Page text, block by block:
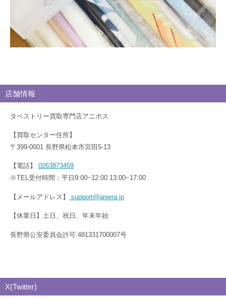
店舗情報
タペストリー買取専門店アニポス
【買取センター住所】
〒399-0001 長野県松本市宮田5-13
【電話】 0263873459
※TEL受付時間：平日9:00~12:00 13:00~17:00
【メールアドレス】 support@aniera.jp
【休業日】土日、祝日、年末年始
長野県公安委員会許可:481331700007号
X(Twitter)